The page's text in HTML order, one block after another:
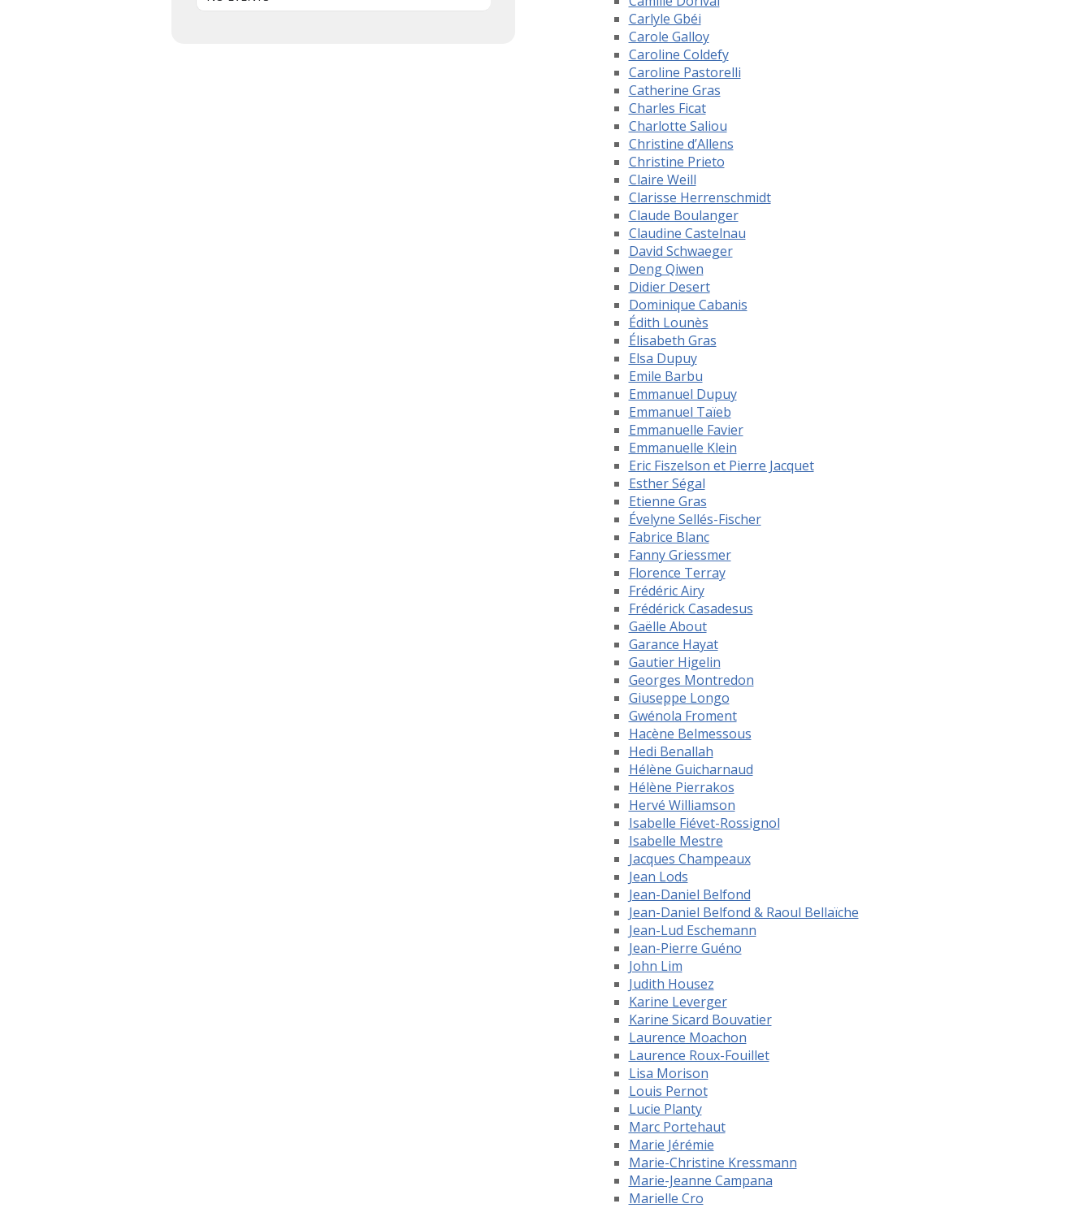
Carlyle Gbéi
Carole Galloy
Caroline Coldefy
Caroline Pastorelli
Catherine Gras
Charles Ficat
Charlotte Saliou
Christine d’Allens
Christine Prieto
Claire Weill
Clarisse Herrenschmidt
Claude Boulanger
Claudine Castelnau
David Schwaeger
Deng Qiwen
Didier Desert
Dominique Cabanis
Édith Lounès
Élisabeth Gras
Elsa Dupuy
Emile Barbu
Emmanuel Dupuy
Emmanuel Taïeb
Emmanuelle Favier
Emmanuelle Klein
Eric Fiszelson et Pierre Jacquet
Esther Ségal
Etienne Gras
Évelyne Sellés-Fischer
Fabrice Blanc
Fanny Griessmer
Florence Terray
Frédéric Airy
Frédérick Casadesus
Gaëlle About
Garance Hayat
Gautier Higelin
Georges Montredon
Giuseppe Longo
Gwénola Froment
Hacène Belmessous
Hedi Benallah
Hélène Guicharnaud
Hélène Pierrakos
Hervé Williamson
Isabelle Fiévet-Rossignol
Isabelle Mestre
Jacques Champeaux
Jean Lods
Jean-Daniel Belfond
Jean-Daniel Belfond & Raoul Bellaïche
Jean-Lud Eschemann
Jean-Pierre Guéno
John Lim
Judith Housez
Karine Leverger
Karine Sicard Bouvatier
Laurence Moachon
Laurence Roux-Fouillet
Lisa Morison
Louis Pernot
Lucie Planty
Marc Portehaut
Marie Jérémie
Marie-Christine Kressmann
Marie-Jeanne Campana
Marielle Cro